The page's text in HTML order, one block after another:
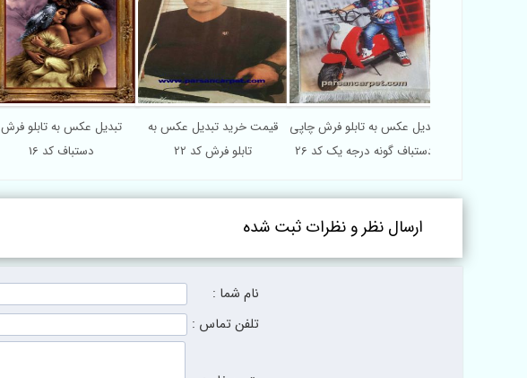
تبدیل عکس به تابلو فرش
دستباف کد 16
قیمت خرید تبدیل عکس به
تابلو فرش کد 22
تبدیل عکس به تابلو فرش چاپی
دستباف گونه درجه یک کد 26
ارسال نظر و نظرات ثبت شده
نام شما :
تلفن تماس :